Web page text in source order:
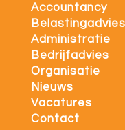
Accountancy
Belastingadvies
Administratie
Bedrijfadvies
Organisatie
Nieuws
Vacatures
Contact